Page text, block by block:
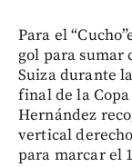
Para el
gol para sumar
Suiza durante
final de la
Hernández
vertical
para marcar el